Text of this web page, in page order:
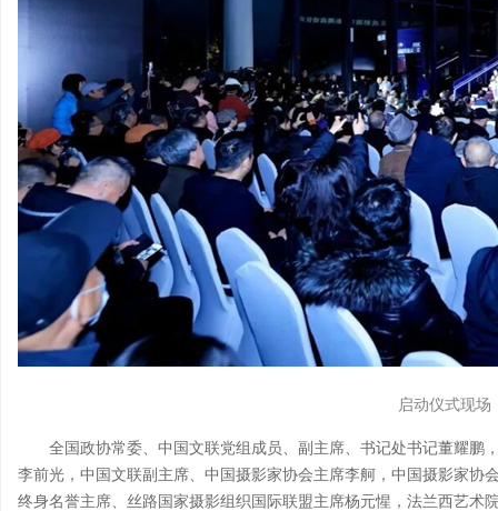
启动仪式现场
全国政协常委、中国文联党组成员、副主席、书记处书记董耀鹏
李前光，中国文联副主席、中国摄影家协会主席李舸，中国摄影家协
终身名誉主席、丝路国家摄影组织国际联盟主席杨元惺，法兰西艺术